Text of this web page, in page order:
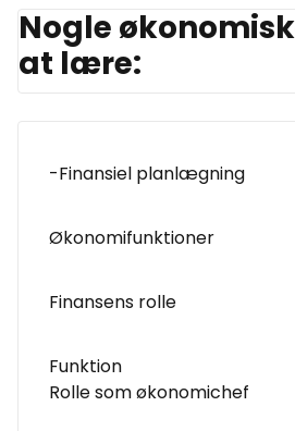
Nogle
at lære:
-Finansiel planlægning
Økonomifunktioner
Finansens rolle
Funktion
Rolle som økonomichef